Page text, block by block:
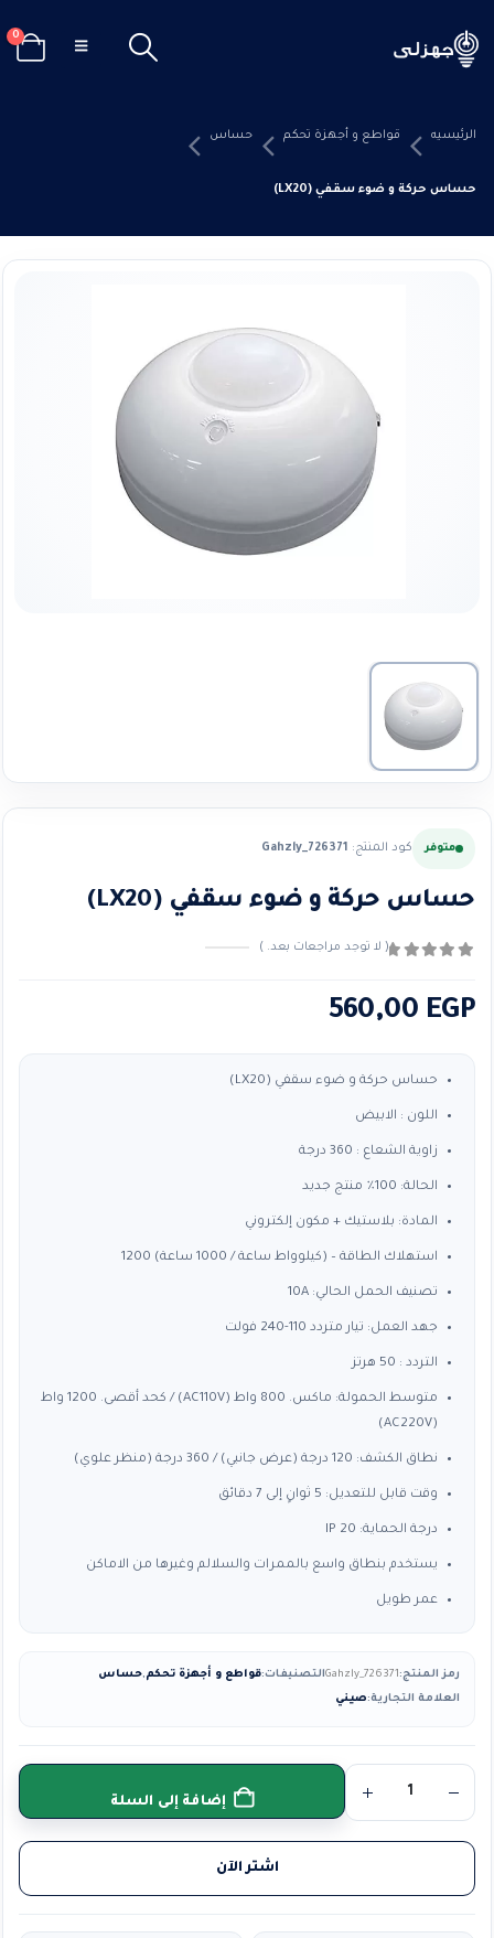
0
الرئيسيه قواطع و أجهزة تحكم حساس
حساس حركة و ضوء سقفي (LX20)
متوفر كود المنتج: Gahzly_726371
حساس حركة و ضوء سقفي (LX20)
( لا توجد مراجعات بعد. )
560,00 EGP
حساس حركة و ضوء سقفي (LX20)
اللون : الابيض
زاوية الشعاع : 360 درجة
الحالة: 100٪ منتج جديد
المادة: بلاستيك + مكون إلكتروني
استهلاك الطاقة – (كيلوواط ساعة / 1000 ساعة) 1200
تصنيف الحمل الحالي: 10A
جهد العمل: تيار متردد 110-240 فولت
التردد : 50 هرتز
متوسط ​​الحمولة: ماكس. 800 واط (AC110V) / كحد أقصى. 1200 واط
(AC220V)
نطاق الكشف: 120 درجة (عرض جانبي) / 360 درجة (منظر علوي)
وقت قابل للتعديل: 5 ثوانٍ إلى 7 دقائق
درجة الحماية: IP 20
يستخدم بنطاق واسع بالممرات والسلالم وغيرها من الاماكن
عمر طويل
رمز المنتج:Gahzly_726371التصنيفات:قواطع و أجهزة تحكم,حساس
العلامة التجارية:صيني
إضافة إلى السلة
اشتر الآن